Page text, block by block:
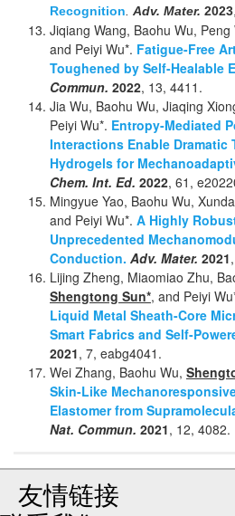
Recognition. Adv. Mater. 2023,
Jiqiang Wang, Baohu Wu, Peng
and Peiyi Wu*. Fatigue-Free
Toughened by Self-Healable
Commun. 2022, 13, 4411.
Jia Wu, Baohu Wu, Jiaqing
Peiyi Wu*. Entropy-Mediated
Interactions Enable Dramatic
Hydrogels for
Chem. Int. Ed. 2022, 61,
Mingyue Yao, Baohu Wu,
and Peiyi Wu*. A Highly
Unprecedented
Conduction. Adv. Mater. 2021
Lijing Zheng, Miaomiao Zhu,
Shengtong Sun*, and Peiyi
Liquid Metal Sheath-Core
Smart Fabrics and Self-
2021, 7, eabg4041.
Wei Zhang, Baohu Wu,
Skin-Like
Elastomer from
Nat. Commun. 2021, 12, 4082.
友情链接